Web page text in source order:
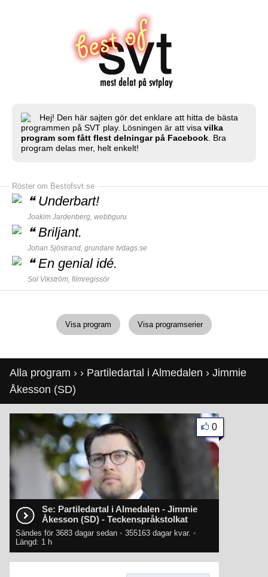
Hej! Den här sajten gör det enklare att hitta de bästa
programmen på SVT play. Lösningen är att visa vilka
program som fått flest delningar på Facebook . Bra
program delas mer, helt enkelt!
Röster om Bestofsvt.se
❝ Underbart!
Joakim Jardenberg, webbguru
❝Briljant.
Johan Sjöstrand, grundare tvdags.se
❝En genial idé.
Sol Vikström, filmregissör
Visa program Visa programserier
Alla program › › Partiledartal i Almedalen › Jimmie
Åkesson (SD)
Se: Partiledartal i Almedalen - Jimmie
Åkesson (SD) - Teckenspråkstolkat
Sändes för 3683 dagar sedan • 355163 dagar kvar. •
Längd: 1 h
0